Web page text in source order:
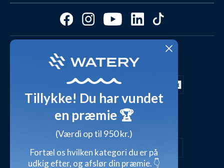
Størrelsesguides
Cookies & præferencer
Video studio
Shop outfits fra kunder
Inspirationsunivers
Giv et gavekort
Affiliate program
Fordele hos Watery
Kundeanmeldelser
FAQ - Mest stillede spørgsmål
Presse
Waterylife - Guides fra eksperter (Blog)
Handelsbetingelser
Dag-til-dag levering med
Sikker betaling med
Tillykke! Du har vundet
en præmie 🏆
(Værdi op til 950 kr.)
Fortæl os hvilken kategori du er på
udkig efter, og afslør din præmie. 👇